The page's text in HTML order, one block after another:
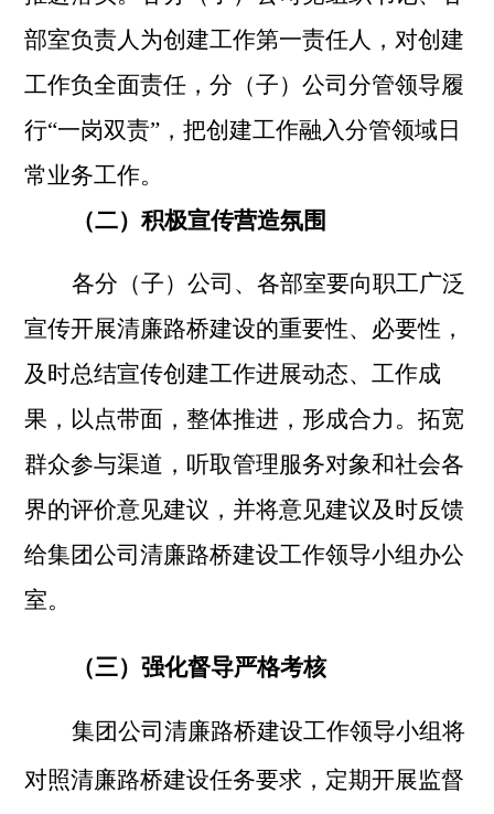
部室负责人为创建工作第一责任人，对创建
工作负全面责任，分（子）公司分管领导履
行“一岗双责”，把创建工作融入分管领域日
常业务工作。
（二）积极宣传营造氛围
各分（子）公司、各部室要向职工广泛
宣传开展清廉路桥建设的重要性、必要性，
及时总结宣传创建工作进展动态、工作成
果，以点带面，整体推进，形成合力。拓宽
群众参与渠道，听取管理服务对象和社会各
界的评价意见建议，并将意见建议及时反馈
给集团公司清廉路桥建设工作领导小组办公
室。
（三）强化督导严格考核
集团公司清廉路桥建设工作领导小组将
对照清廉路桥建设任务要求，定期开展监督